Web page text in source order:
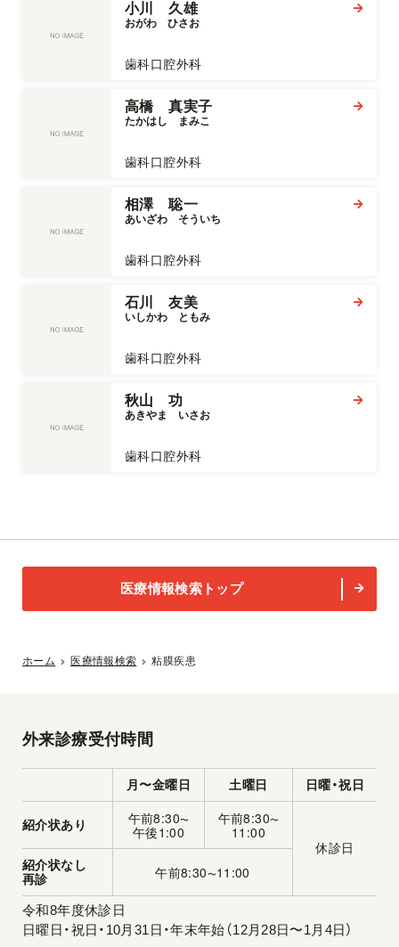
小川 久雄
おがわ　ひさお
歯科口腔外科
高橋 真実子
たかはし　まみこ
歯科口腔外科
相澤 聡一
あいざわ　そういち
歯科口腔外科
石川 友美
いしかわ　ともみ
歯科口腔外科
秋山 功
あきやま　いさお
歯科口腔外科
医療情報検索トップ
ホーム 医療情報検索 粘膜疾患
外来診療受付時間
月〜金曜日 土曜日 日曜・祝日
紹介状あり 午前8:30〜
午後1:00
午前8:30〜
11:00
休診日
紹介状なし
再診
午前8:30〜11:00
令和8年度休診日
日曜日・祝日・10月31日・年末年始（12月28日〜1月4日）